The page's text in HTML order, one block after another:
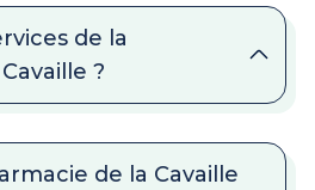
de la
?
de la Cavaille